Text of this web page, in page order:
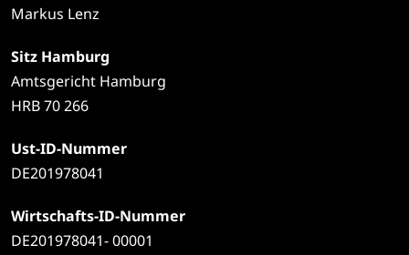
Markus Lenz
Sitz Hamburg
Amtsgericht Hamburg
HRB 70 266
Ust-ID-Nummer
DE201978041
Wirtschafts-ID-Nummer
DE201978041- 00001